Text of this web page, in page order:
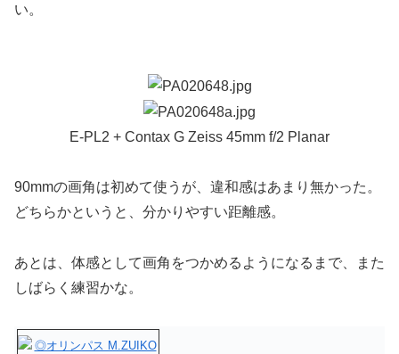
い。
E-PL2 + Contax G Zeiss 45mm f/2 Planar
90mmの画角は初めて使うが、違和感はあまり無かった。
どちらかというと、分かりやすい距離感。
あとは、体感として画角をつかめるようになるまで、また
しばらく練習かな。